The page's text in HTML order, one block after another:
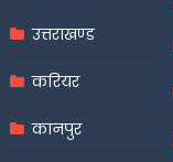
उत्तराखण्ड
करियर
कानपुर